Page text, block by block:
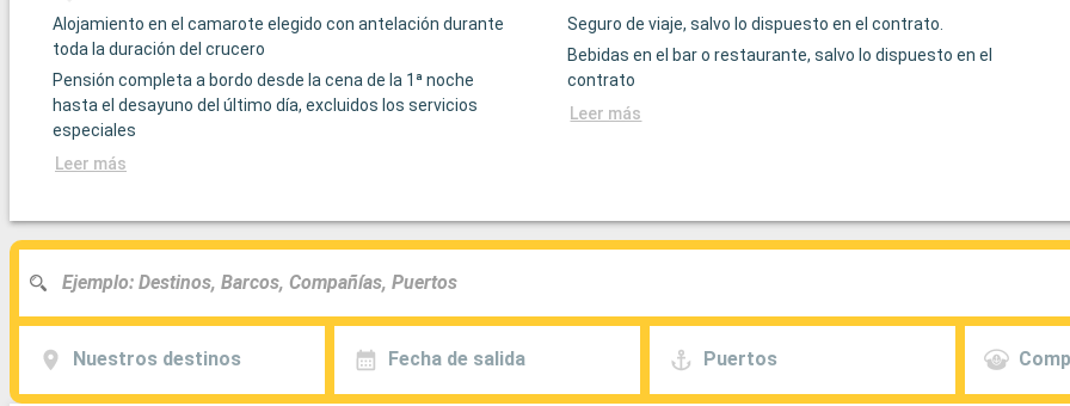
Alojamiento en el camarote elegido con antelación durante
toda la duración del crucero
Pensión completa a bordo desde la cena de la 1ª noche
hasta el desayuno del último día, excluidos los servicios
especiales
Leer más
Seguro de viaje, salvo lo dispuesto en el contrato.
Bebidas en el bar o restaurante, salvo lo dispuesto en el
contrato
Leer más
Nuestros destinos Fecha de salida Puertos